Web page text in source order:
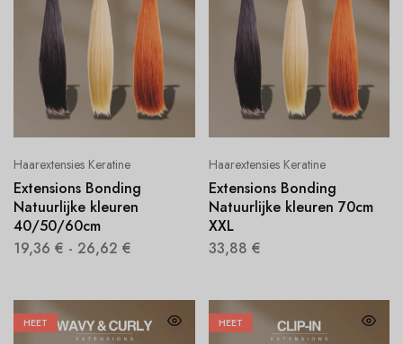
Haarextensies Keratine
Extensions Bonding
Natuurlijke kleuren
40/50/60cm
19,36 € - 26,62 €
Haarextensies Keratine
Extensions Bonding
Natuurlijke kleuren 70cm
XXL
33,88 €
HEET HEET